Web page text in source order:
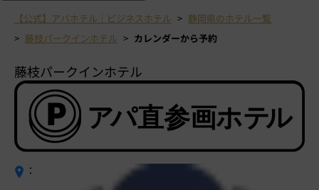
【公式】アパホテル｜ビジネスホテル
静岡県のホテル一覧
藤枝パークインホテル
カレンダーから予約
藤枝パークインホテル
：